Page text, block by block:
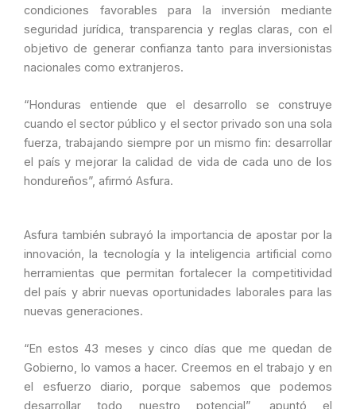
condiciones favorables para la inversión mediante
seguridad jurídica, transparencia y reglas claras, con el
objetivo de generar confianza tanto para inversionistas
nacionales como extranjeros.
“Honduras entiende que el desarrollo se construye
cuando el sector público y el sector privado son una sola
fuerza, trabajando siempre por un mismo fin: desarrollar
el país y mejorar la calidad de vida de cada uno de los
hondureños”, afirmó Asfura.
Asfura también subrayó la importancia de apostar por la
innovación, la tecnología y la inteligencia artificial como
herramientas que permitan fortalecer la competitividad
del país y abrir nuevas oportunidades laborales para las
nuevas generaciones.
“En estos 43 meses y cinco días que me quedan de
Gobierno, lo vamos a hacer. Creemos en el trabajo y en
el esfuerzo diario, porque sabemos que podemos
desarrollar todo nuestro potencial”, apuntó el